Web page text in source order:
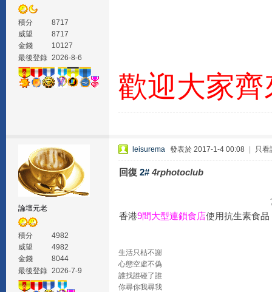
積分
8717
威望
8717
金錢
10127
最後登錄 2026-8-6
歡迎大家
論壇元老
積分
4982
威望
4982
金錢
8044
最後登錄 2026-7-9
leisurema 發表於 2017-1-4 00:08 只看
回復 2# 4rphotoclub
香港9間大型連鎖食店使用抗生素食品
生活只枯不謝
心態空虛不偽
誰找誰碰了誰
你尋你我尋我